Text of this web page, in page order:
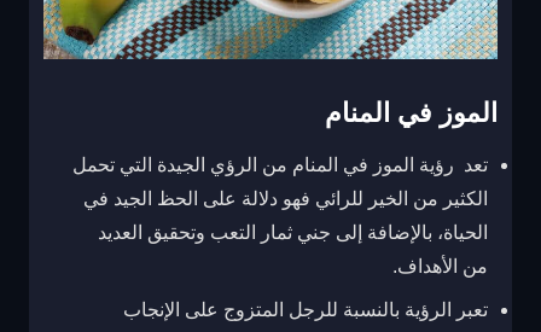
الموز في المنام
تعد رؤية الموز في المنام من الرؤي الجيدة التي تحمل
الكثير من الخير للرائي فهو دلالة على الحظ الجيد في
الحياة، بالإضافة إلى جني ثمار التعب وتحقيق العديد
من الأهداف.
تعبر الرؤية بالنسبة للرجل المتزوج على الإنجاب